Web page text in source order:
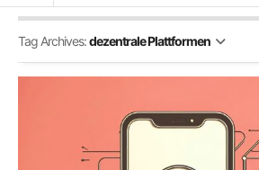
Tag Archives:dezentrale Plattformen